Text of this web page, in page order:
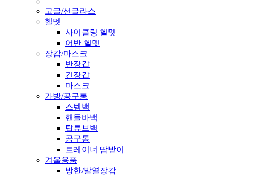
고글/선글라스
헬멧
사이클링 헬멧
어반 헬멧
장갑/마스크
반장갑
긴장갑
마스크
가방/공구통
스템백
핸들바백
탑튜브백
공구통
트레이너 땀받이
겨울용품
방한/발열장갑